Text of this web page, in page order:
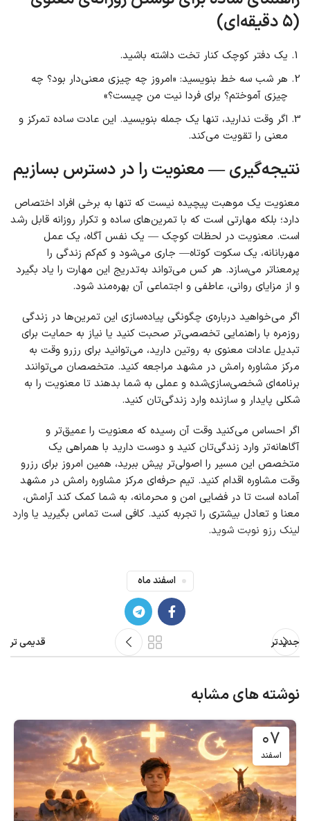
(۵ دقیقه‌ای)
یک دفتر کوچک کنار تخت داشته باشید.
هر شب سه خط بنویسید: «امروز چه چیزی معنی‌دار بود؟ چه
چیزی آموختم؟ برای فردا نیت من چیست؟»
اگر وقت ندارید، تنها یک جمله بنویسید. این عادت ساده تمرکز و
معنی را تقویت می‌کند.
نتیجه‌گیری — معنویت را در دسترس بسازیم
معنویت یک موهبت پیچیده نیست که تنها به برخی افراد اختصاص
دارد؛ بلکه مهارتی است که با تمرین‌های ساده و تکرار روزانه قابل رشد
است. معنویت در لحظات کوچک — یک نفس آگاه، یک عمل
مهربانانه، یک سکوت کوتاه— جاری می‌شود و کم‌کم زندگی را
پرمعنا‌تر می‌سازد. هر کس می‌تواند به‌تدریج این مهارت را یاد بگیرد
و از مزایای روانی، عاطفی و اجتماعی آن بهره‌مند شود.
اگر می‌خواهید درباره‌ی چگونگی پیاده‌سازی این تمرین‌ها در زندگی
روزمره با راهنمایی تخصصی‌تر صحبت کنید یا نیاز به حمایت برای
تبدیل عادات معنوی به روتین دارید، می‌توانید برای رزرو وقت به
مرکز مشاوره رامش در مشهد مراجعه کنید. متخصصان می‌توانند
برنامه‌ای شخصی‌سازی‌شده و عملی به شما بدهند تا معنویت را به
شکلی پایدار و سازنده وارد زندگی‌تان کنید.
اگر احساس می‌کنید وقت آن رسیده که معنویت را عمیق‌تر و
آگاهانه‌تر وارد زندگی‌تان کنید و دوست دارید با همراهی یک
متخصص این مسیر را اصولی‌تر پیش ببرید، همین امروز برای رزرو
وقت مشاوره اقدام کنید. تیم حرفه‌ای مرکز مشاوره رامش در مشهد
آماده است تا در فضایی امن و محرمانه، به شما کمک کند آرامش،
معنا و تعادل بیشتری را تجربه کنید. کافی است تماس بگیرید یا وارد
لینک رزو نوبت شوید.
اسفند ماه
جدیدتر قدیمی تر
نوشته های مشابه
۰۷
اسفند